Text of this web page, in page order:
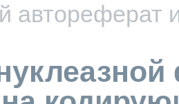
автореферат